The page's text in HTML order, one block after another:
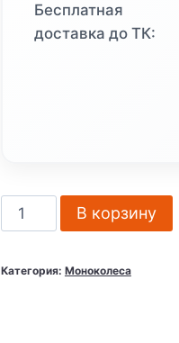
Бесплатная
доставка до ТК:
Количество
товара
Kugoo
В корзину
Категория: Моноколеса